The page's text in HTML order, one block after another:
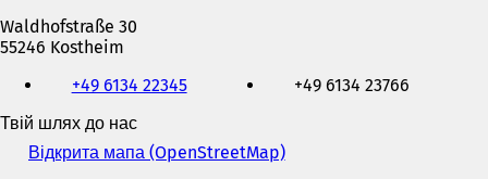
Waldhofstraße 30
55246 Kostheim
факс
адреса
електронної
+49 6134 22345
+49 6134 23766
Твій шлях до нас
Відкрита мапа (OpenStreetMap)(